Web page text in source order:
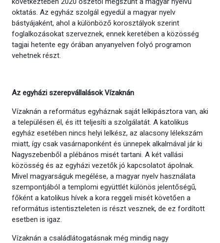
oktatás. Az egyház szolgál egyedül a magyar nyelv
bástyájaként, ahol a különböző korosztályok szerint
foglalkozásokat szerveznek, ennek keretében a közösség
tagjai hetente egy órában anyanyelven folyó programon
vehetnek részt.
Az egyházi szerepvállalások Vízaknán
Vízaknán a református egyháznak saját lelkipásztora van, aki
a településen él, és itt teljesíti a szolgálatát. A katolikus
egyház esetében nincs helyi lelkész, az alacsony lélekszám
miatt, így csak vasárnaponként és ünnepek alkalmával jár ki
Nagyszebenből a plébános misét tartani. A két vallási
közösség és az egyházi vezetők jó kapcsolatot ápolnak.
Mivel magyarságuk megélése, a magyar nyelv használata
szempontjából a templomi együttlét különös jelentőségű,
főként a katolikus hívek a kora reggeli misét követően a
református istentiszteleten is részt vesznek, de ez fordított
esetben is igaz.
Vízaknán a családlátogatásnak még mindig nagy